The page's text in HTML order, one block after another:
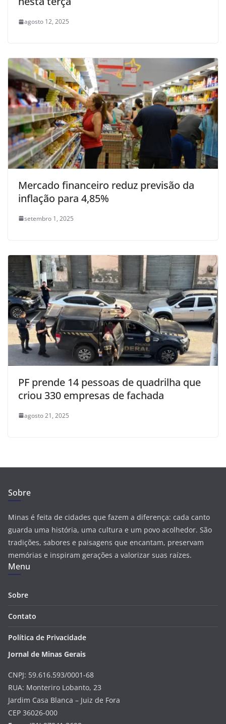
agosto 12, 2025
Mercado financeiro reduz previsão da
inflação para 4,85%
setembro 1, 2025
PF prende 14 pessoas de quadrilha que
criou 330 empresas de fachada
agosto 21, 2025
Sobre
Minas é feita de cidades que fazem a diferença: cada canto
guarda uma história, uma cultura e um povo acolhedor. São
tradições, sabores e paisagens que encantam, preservam
memórias e inspiram gerações a valorizar suas raízes.
Menu
Sobre
Contato
Política de Privacidade
Jornal de Minas Gerais
CNPJ: 59.616.593/0001-68
RUA: Monteriro Lobanto, 23
Jardim Casa Blanca – Juiz de Fora
CEP 36026-000